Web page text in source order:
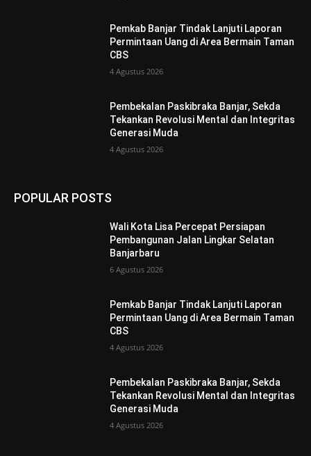
Pemkab Banjar Tindak Lanjuti Laporan
Permintaan Uang di Area Bermain Taman
CBS
4 Agustus 2026
Pembekalan Paskibraka Banjar, Sekda
Tekankan Revolusi Mental dan Integritas
Generasi Muda
4 Agustus 2026
POPULAR POSTS
Wali Kota Lisa Percepat Persiapan
Pembangunan Jalan Lingkar Selatan
Banjarbaru
6 Agustus 2026
Pemkab Banjar Tindak Lanjuti Laporan
Permintaan Uang di Area Bermain Taman
CBS
4 Agustus 2026
Pembekalan Paskibraka Banjar, Sekda
Tekankan Revolusi Mental dan Integritas
Generasi Muda
4 Agustus 2026